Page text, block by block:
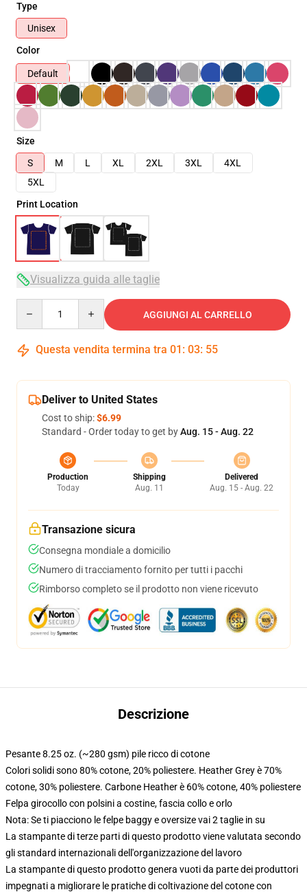
Type
Unisex
Color
Default
Size
S
M L XL 2XL 3XL
4XL
5XL
Print Location
Visualizza guida alle taglie
AGGIUNGI AL CARRELLO
Questa vendita termina tra 01 : 03: 54
Deliver to United States
Cost to ship:$6.99
Standard - Order today to get byAug. 15 - Aug. 22
Production
Today
Shipping
Aug. 11
Delivered
Aug. 15 - Aug. 22
Transazione sicura
Consegna mondiale a domicilio
Numero di tracciamento fornito per tutti i pacchi
Rimborso completo se il prodotto non viene ricevuto
Descrizione
Pesante 8.25 oz. (~280 gsm) pile ricco di cotone
Colori solidi sono 80% cotone, 20% poliestere. Heather Grey è 70%
cotone, 30% poliestere. Carbone Heather è 60% cotone, 40% poliestere
Felpa girocollo con polsini a costine, fascia collo e orlo
Nota: Se ti piacciono le felpe baggy e oversize vai 2 taglie in su
La stampante di terze parti di questo prodotto viene valutata secondo
gli standard internazionali dell'organizzazione del lavoro
La stampante di questo prodotto genera vuoti da parte dei produttori
impegnati a migliorare le pratiche di coltivazione del cotone con